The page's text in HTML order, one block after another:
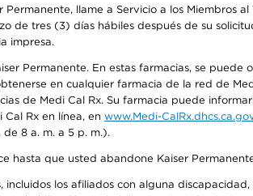
llame a Servicio a los Miembros
tres (3) días hábiles después de su
impresa.
Permanente. En estas farmacias, se
en cualquier farmacia de la red de
de Medi Cal Rx. Su farmacia puede
Rx en línea, en www.Medi-
8 a. m. a 5 p. m.).
que usted abandone Kaiser
los afiliados con alguna